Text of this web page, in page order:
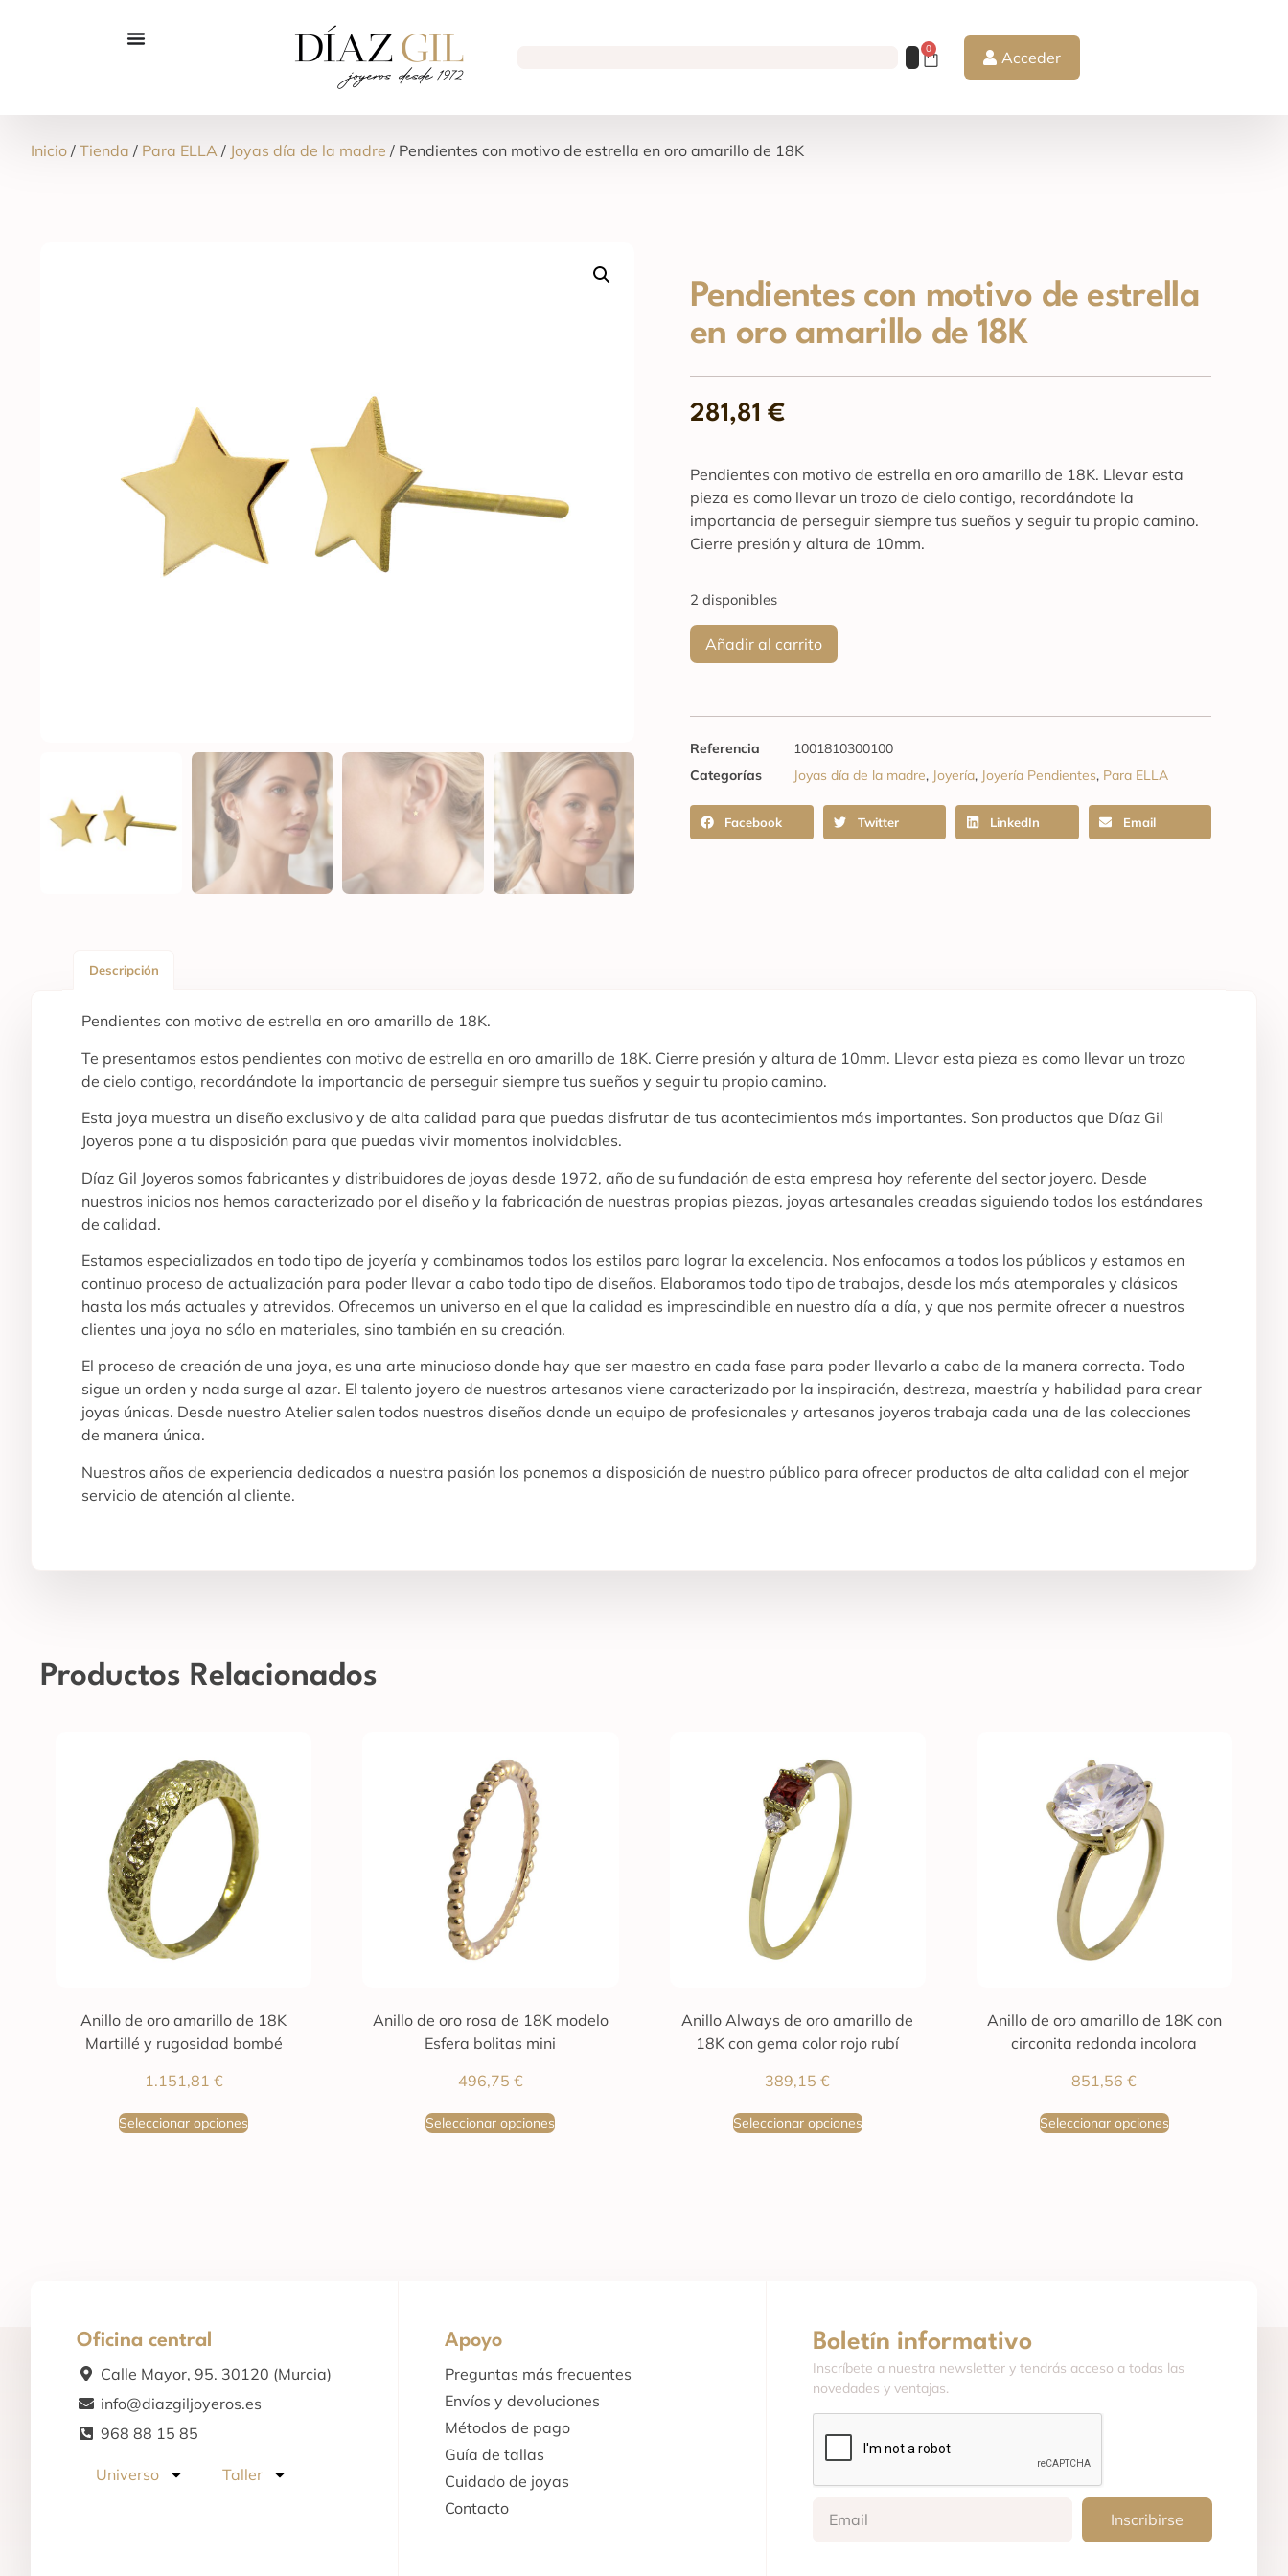
0 Acceder
Inicio / Tienda / Para ELLA / Joyas día de la madre / Pendientes con motivo de estrella en oro amarillo de 18K
Pendientes con motivo de estrella
en oro amarillo de 18K
281,81 €
Pendientes con motivo de estrella en oro amarillo de 18K. Llevar esta
pieza es como llevar un trozo de cielo contigo, recordándote la
importancia de perseguir siempre tus sueños y seguir tu propio camino.
Cierre presión y altura de 10mm.
2 disponibles
Añadir al carrito
Referencia
1001810300100
Categorías
Joyas día de la madre, Joyería, Joyería Pendientes, Para ELLA
Facebook Twitter LinkedIn Email
Descripción
Pendientes con motivo de estrella en oro amarillo de 18K.
Te presentamos estos pendientes con motivo de estrella en oro amarillo de 18K. Cierre presión y altura de 10mm. Llevar esta pieza es como llevar un trozo
de cielo contigo, recordándote la importancia de perseguir siempre tus sueños y seguir tu propio camino.
Esta joya muestra un diseño exclusivo y de alta calidad para que puedas disfrutar de tus acontecimientos más importantes. Son productos que Díaz Gil
Joyeros pone a tu disposición para que puedas vivir momentos inolvidables.
Díaz Gil Joyeros somos fabricantes y distribuidores de joyas desde 1972, año de su fundación de esta empresa hoy referente del sector joyero. Desde
nuestros inicios nos hemos caracterizado por el diseño y la fabricación de nuestras propias piezas, joyas artesanales creadas siguiendo todos los estándares
de calidad.
Estamos especializados en todo tipo de joyería y combinamos todos los estilos para lograr la excelencia. Nos enfocamos a todos los públicos y estamos en
continuo proceso de actualización para poder llevar a cabo todo tipo de diseños. Elaboramos todo tipo de trabajos, desde los más atemporales y clásicos
hasta los más actuales y atrevidos. Ofrecemos un universo en el que la calidad es imprescindible en nuestro día a día, y que nos permite ofrecer a nuestros
clientes una joya no sólo en materiales, sino también en su creación.
El proceso de creación de una joya, es una arte minucioso donde hay que ser maestro en cada fase para poder llevarlo a cabo de la manera correcta. Todo
sigue un orden y nada surge al azar. El talento joyero de nuestros artesanos viene caracterizado por la inspiración, destreza, maestría y habilidad para crear
joyas únicas. Desde nuestro Atelier salen todos nuestros diseños donde un equipo de profesionales y artesanos joyeros trabaja cada una de las colecciones
de manera única.
Nuestros años de experiencia dedicados a nuestra pasión los ponemos a disposición de nuestro público para ofrecer productos de alta calidad con el mejor
servicio de atención al cliente.
Productos Relacionados
Anillo de oro amarillo de 18K
Martillé y rugosidad bombé
1.151,81 €
Seleccionar opciones
Anillo de oro rosa de 18K modelo
Esfera bolitas mini
496,75 €
Seleccionar opciones
Anillo Always de oro amarillo de
18K con gema color rojo rubí
389,15€
Seleccionar opciones
Anillo de oro amarillo de 18K con
circonita redonda incolora
851,56€
Seleccionar opciones
Oficina central
Calle Mayor, 95. 30120 (Murcia)
info@diazgiljoyeros.es
968 88 15 85
Universo Taller
Apoyo
Preguntas más frecuentes
Envíos y devoluciones
Métodos de pago
Guía de tallas
Cuidado de joyas
Contacto
Boletín informativo
Inscríbete a nuestra newsletter y tendrás acceso a todas las
novedades y ventajas.
Inscribirse